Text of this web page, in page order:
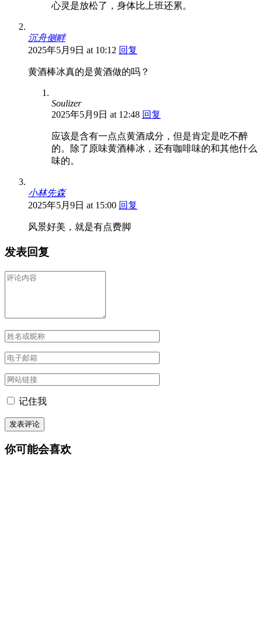
心灵是放松了，身体比上班还累。
沉舟侧畔
2025年5月9日 at 10:12 回复
黄酒棒冰真的是黄酒做的吗？
Soulizer
2025年5月9日 at 12:48 回复
应该是含有一点点黄酒成分，但是肯定是吃不醉
的。除了原味黄酒棒冰，还有咖啡味的和其他什么
味的。
小林先森
2025年5月9日 at 15:00 回复
风景好美，就是有点费脚
发表回复
记住我
你可能会喜欢